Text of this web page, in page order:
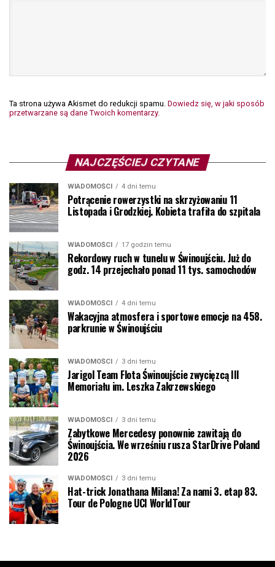
Ta strona używa Akismet do redukcji spamu. Dowiedz się, w jaki sposób
przetwarzane są dane Twoich komentarzy.
NAJCZĘŚCIEJ CZYTANE
WIADOMOŚCI 4 dni temu
Potrącenie rowerzystki na skrzyżowaniu 11
Listopada i Grodzkiej. Kobieta trafiła do szpitala
WIADOMOŚCI 17 godzin temu
Rekordowy ruch w tunelu w Świnoujściu. Już do
godz. 14 przejechało ponad 11 tys. samochodów
WIADOMOŚCI 4 dni temu
Wakacyjna atmosfera i sportowe emocje na 458.
parkrunie w Świnoujściu
WIADOMOŚCI 3 dni temu
Jarigol Team Flota Świnoujście zwycięzcą III
Memoriału im. Leszka Zakrzewskiego
WIADOMOŚCI 3 dni temu
Zabytkowe Mercedesy ponownie zawitają do
Świnoujścia. We wrześniu rusza StarDrive Poland
2026
WIADOMOŚCI 3 dni temu
Hat-trick Jonathana Milana! Za nami 3. etap 83.
Tour de Pologne UCI WorldTour